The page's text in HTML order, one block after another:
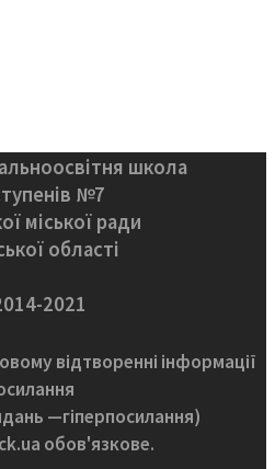
школа
№7
міської ради
області
2021
відтворенні інформації
—гіперпосилання)
обов'язкове.